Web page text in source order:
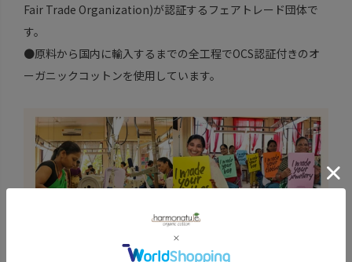
Fair Trade Organization)が認証するフェアトレード団体で
す。
●原料から国内に輸入するまでの全工程でOCS認証付きのオ
ーガニックコットンを使用しています。